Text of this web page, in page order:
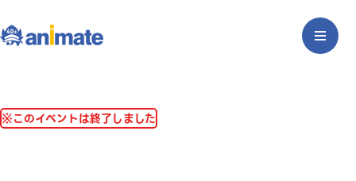
※このイベントは終了しました